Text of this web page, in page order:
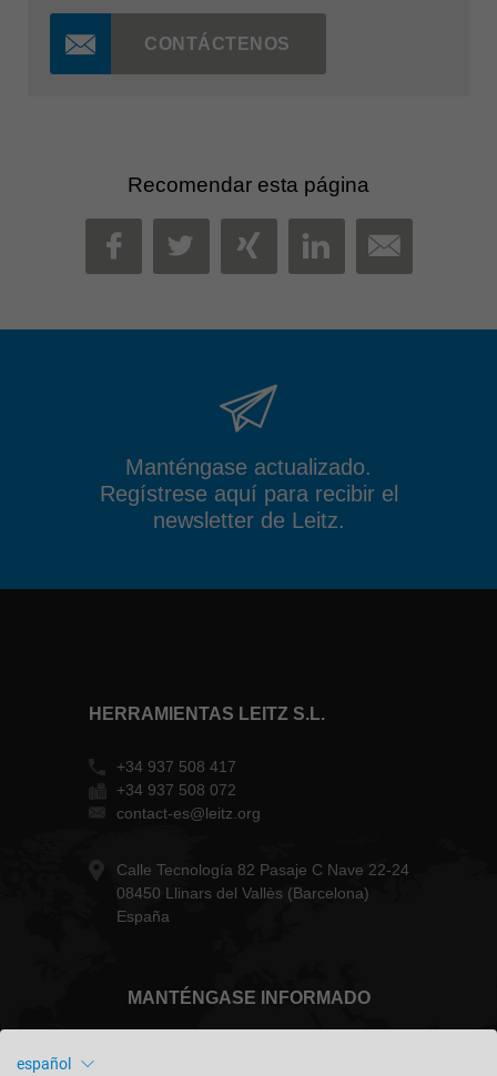
CONTÁCTENOS
Recomendar esta página
FACEBOOK
TWITTER
XINGLINKEDIN
MAIL
Manténgase actualizado.
Regístrese aquí para recibir el
newsletter de Leitz.
HERRAMIENTAS LEITZ S.L.
+34 937 508 417
+34 937 508 072
contact-es@leitz.org
Calle Tecnología 82 Pasaje C Nave 22-24
08450 Llinars del Vallès (Barcelona)
España
MANTÉNGASE INFORMADO
español